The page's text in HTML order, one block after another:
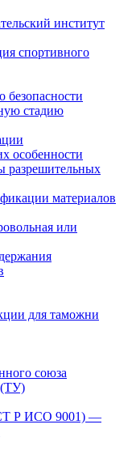
институт
спортивного
безопасности
стадию
особенности
разрешительных
материалов
или
для таможни
союза
(ТУ)
Р ИСО 9001) —